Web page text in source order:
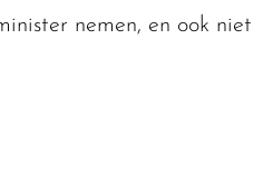
nemen, en ook niet